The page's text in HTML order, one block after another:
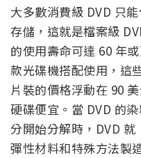
大多數消費級 DVD 只
存儲，這就是檔案級
的使用壽命可達 60 年
款光碟機搭配使用，這
片裝的價格浮動在 90
硬碟便宜。當 DVD 的
分開始分解時，DVD
彈性材料和特殊方法製